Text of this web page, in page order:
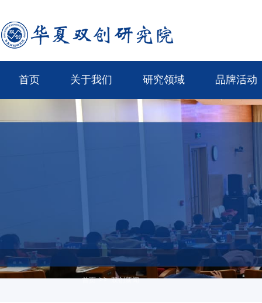
首页 关于我们 研究领域 品牌活动
首页 >> 双创新闻